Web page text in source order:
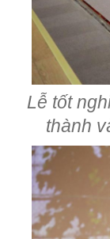
Lễ tốt
thành